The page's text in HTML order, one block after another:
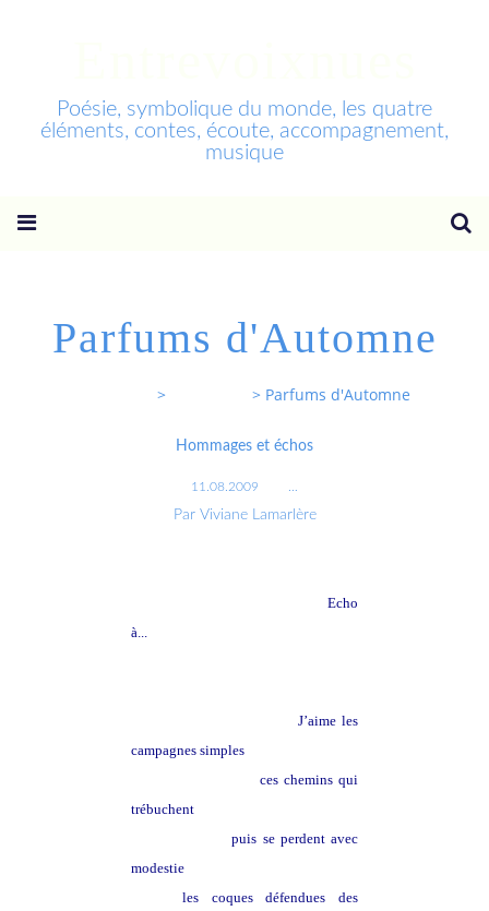
Poésie, symbolique du monde, les quatre
éléments, contes, écoute, accompagnement,
musique
Parfums d'Automne
> > Parfums d'Automne
Hommages et échos
11.08.2009
Par Viviane Lamarlère
Echo
à...
J’aime les
campagnes simples
ces chemins qui
trébuchent
puis se perdent avec
modestie
les coques défendues des